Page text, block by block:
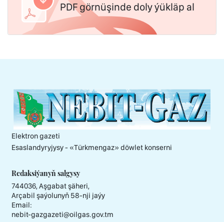
PDF görnüşinde doly ýükläp al
Elektron gazeti
Esaslandyryjysy - «Тürkmengaz» döwlet konserni
Redaksiýanyň salgysy
744036, Aşgabat şäheri,
Arçabil şaýolunyň 58-nji jaýy
Email:
nebit-gazgazeti@oilgas.gov.tm